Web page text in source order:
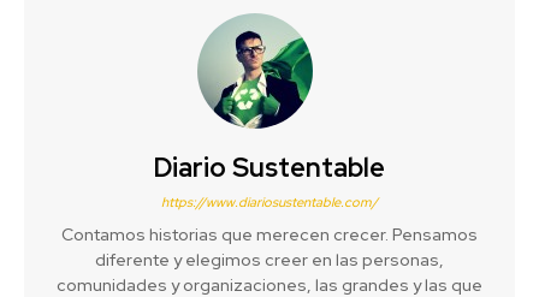
Diario Sustentable
https://www.diariosustentable.com/
Contamos historias que merecen crecer. Pensamos
diferente y elegimos creer en las personas,
comunidades y organizaciones, las grandes y las que